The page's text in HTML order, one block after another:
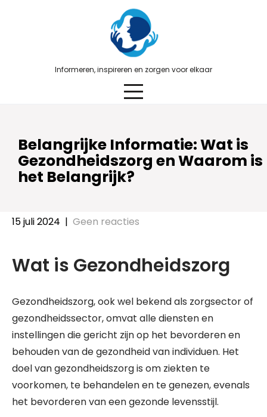
Informeren, inspireren en zorgen voor elkaar
Belangrijke Informatie: Wat is
Gezondheidszorg en Waarom is
het Belangrijk?
15 juli 2024 | Geen reacties
Wat is Gezondheidszorg
Gezondheidszorg, ook wel bekend als zorgsector of
gezondheidssector, omvat alle diensten en
instellingen die gericht zijn op het bevorderen en
behouden van de gezondheid van individuen. Het
doel van gezondheidszorg is om ziekten te
voorkomen, te behandelen en te genezen, evenals
het bevorderen van een gezonde levensstijl.